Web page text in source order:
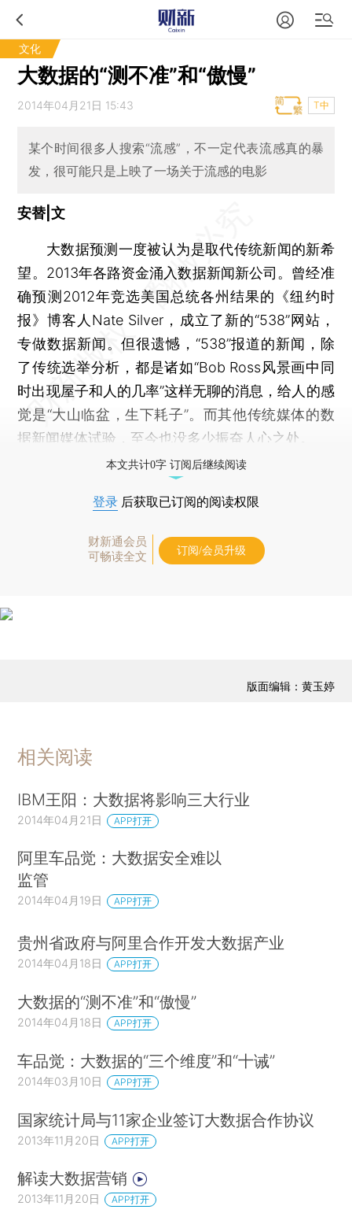
文化
大数据的“测不准”和“傲慢”
2014年04月21日 15:43 T中
某个时间很多人搜索“流感”，不一定代表流感真的暴
发，很可能只是上映了一场关于流感的电影
安替|文
大数据预测一度被认为是取代传统新闻的新希
望。2013年各路资金涌入数据新闻新公司。曾经准
确预测2012年竞选美国总统各州结果的《纽约时
报》博客人Nate Silver，成立了新的“538”网站，
专做数据新闻。但很遗憾，“538”报道的新闻，除
了传统选举分析，都是诸如“Bob Ross风景画中同
时出现屋子和人的几率”这样无聊的消息，给人的感
觉是“大山临盆，生下耗子”。而其他传统媒体的数
据新闻媒体试验，至今也没多少振奋人心之处。
本文共计0字 订阅后继续阅读
登录 后获取已订阅的阅读权限
财新通会员
可畅读全文
订阅/会员升级
版面编辑：黄玉婷
相关阅读
IBM王阳：大数据将影响三大行业
2014年04月21日 APP打开
阿里车品觉：大数据安全难以
监管
2014年04月19日 APP打开
贵州省政府与阿里合作开发大数据产业
2014年04月18日 APP打开
大数据的“测不准”和“傲慢”
2014年04月18日 APP打开
车品觉：大数据的“三个维度”和“十诫”
2014年03月10日 APP打开
国家统计局与11家企业签订大数据合作协议
2013年11月20日 APP打开
解读大数据营销
2013年11月20日 APP打开